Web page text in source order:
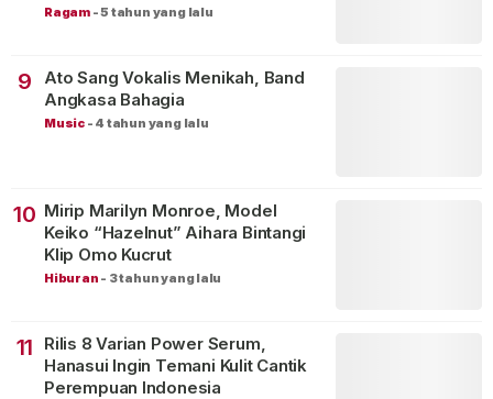
Ragam -5 tahun yang lalu
9
Ato Sang Vokalis Menikah, Band
Angkasa Bahagia
Music - 4 tahun yang lalu
10 Mirip Marilyn Monroe, Model
Keiko “Hazelnut” Aihara Bintangi
Klip Omo Kucrut
Hiburan - 3 tahun yang lalu
11
Rilis 8 Varian Power Serum,
Hanasui Ingin Temani Kulit Cantik
Perempuan Indonesia